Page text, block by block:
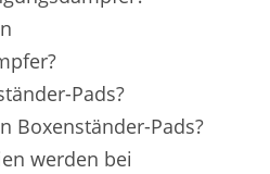
Pads?
Boxenständer-Pads?
werden bei